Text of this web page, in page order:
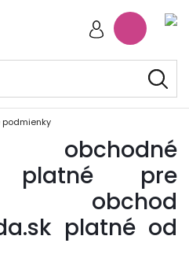
podmienky
obchodné
platné pre
obchod
platné od